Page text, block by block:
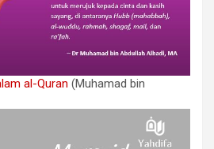
al-Quran (Muhamad bin